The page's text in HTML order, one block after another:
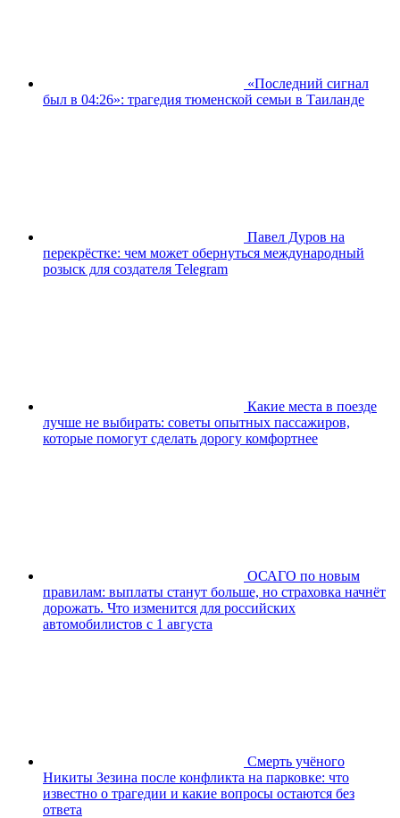
«Последний сигнал
был в 04:26»: трагедия тюменской семьи в Таиланде
Павел Дуров на
перекрёстке: чем может обернуться международный
розыск для создателя Telegram
Какие места в поезде
лучше не выбирать: советы опытных пассажиров,
которые помогут сделать дорогу комфортнее
ОСАГО по новым
правилам: выплаты станут больше, но страховка начнёт
дорожать. Что изменится для российских
автомобилистов с 1 августа
Смерть учёного
Никиты Зезина после конфликта на парковке: что
известно о трагедии и какие вопросы остаются без
ответа